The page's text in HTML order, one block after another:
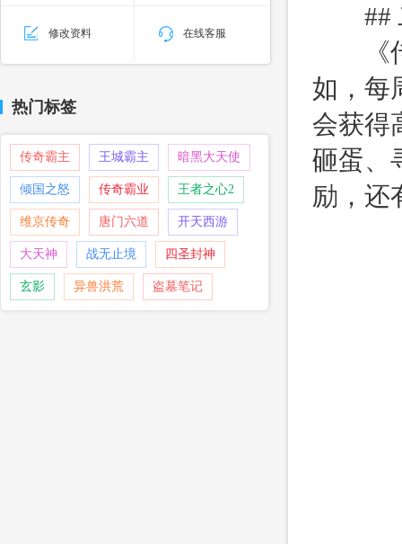
修改资料 在线客服
热门标签
传奇霸主 王城霸主 暗黑大天使
倾国之怒 传奇霸业 王者之心2
维京传奇 唐门六道 开天西游
大天神 战无止境 四圣封神
玄影 异兽洪荒 盗墓笔记
## 二
《传
如，每
会获得
砸蛋、
励，还